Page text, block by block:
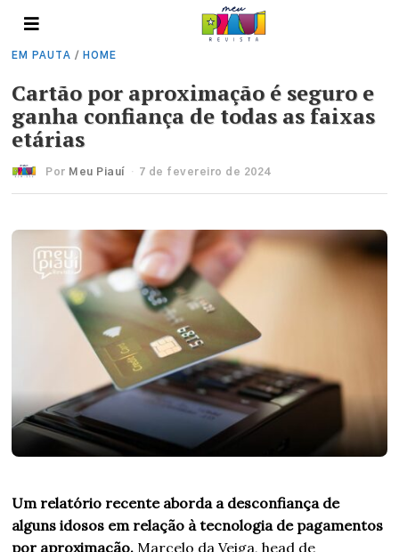
EM PAUTA / HOME
Cartão por aproximação é seguro e
ganha confiança de todas as faixas
etárias
Por Meu Piauí 7 de fevereiro de 2024
Um relatório recente aborda a desconfiança de
alguns idosos em relação à tecnologia de pagamentos
por aproximação. Marcelo da Veiga, head de